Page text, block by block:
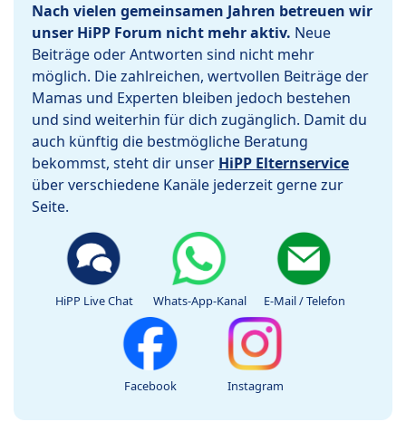
Nach vielen gemeinsamen Jahren betreuen wir
unser HiPP Forum nicht mehr aktiv. Neue
Beiträge oder Antworten sind nicht mehr
möglich. Die zahlreichen, wertvollen Beiträge der
Mamas und Experten bleiben jedoch bestehen
und sind weiterhin für dich zugänglich. Damit du
auch künftig die bestmögliche Beratung
bekommst, steht dir unser HiPP Elternservice
über verschiedene Kanäle jederzeit gerne zur
Seite.
HiPP Live Chat Whats-App-Kanal E-Mail / Telefon
Facebook Instagram